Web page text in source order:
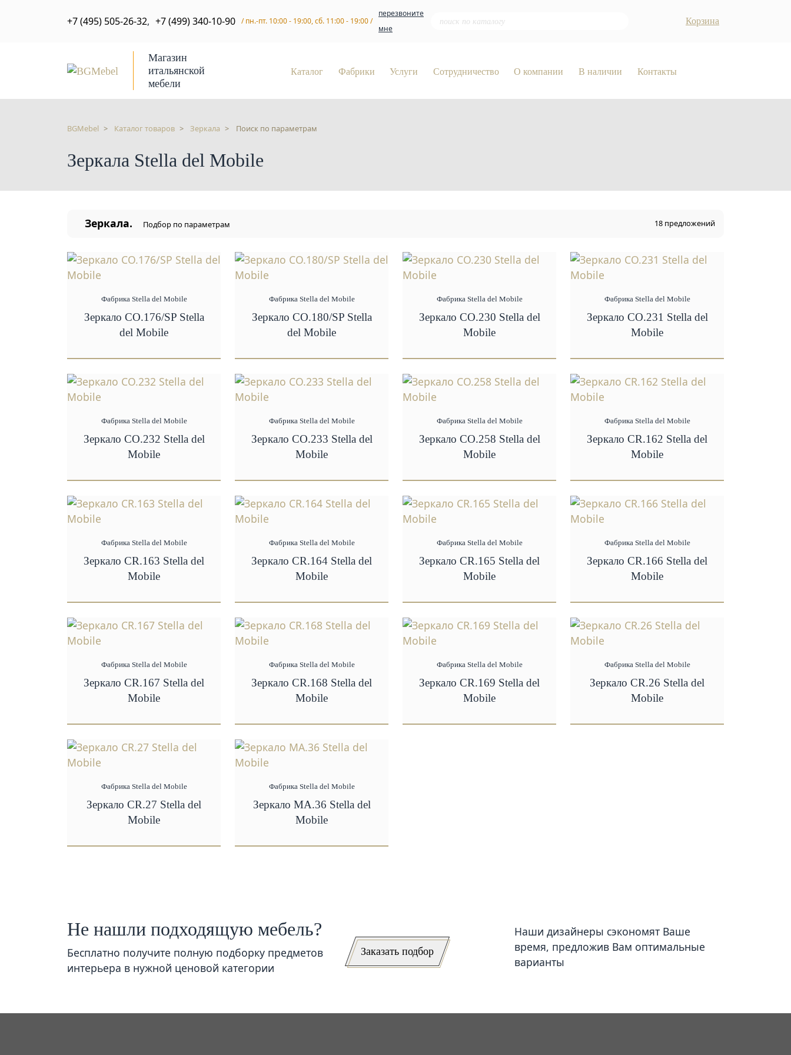
+7 (495) 505-26-32, +7 (499) 340-10-90 / пн.-пт. 10:00 - 19:00, сб. 11:00 - 19:00 /
перезвоните
мне
Корзина
Магазин
итальянской
мебели
Каталог Фабрики Услуги Сотрудничество О компании В наличии Контакты
BGMebel Каталог товаров Зеркала Поиск по параметрам
Зеркала Stella del Mobile
Зеркала. Подбор по параметрам 18 предложений
Фабрика Stella del Mobile
Зеркало CO.176/SP Stella
del Mobile
Фабрика Stella del Mobile
Зеркало CO.180/SP Stella
del Mobile
Фабрика Stella del Mobile
Зеркало CO.230 Stella del
Mobile
Фабрика Stella del Mobile
Зеркало CO.231 Stella del
Mobile
Фабрика Stella del Mobile
Зеркало CO.232 Stella del
Mobile
Фабрика Stella del Mobile
Зеркало CO.233 Stella del
Mobile
Фабрика Stella del Mobile
Зеркало CO.258 Stella del
Mobile
Фабрика Stella del Mobile
Зеркало CR.162 Stella del
Mobile
Фабрика Stella del Mobile
Зеркало CR.163 Stella del
Mobile
Фабрика Stella del Mobile
Зеркало CR.164 Stella del
Mobile
Фабрика Stella del Mobile
Зеркало CR.165 Stella del
Mobile
Фабрика Stella del Mobile
Зеркало CR.166 Stella del
Mobile
Фабрика Stella del Mobile
Зеркало CR.167 Stella del
Mobile
Фабрика Stella del Mobile
Зеркало CR.168 Stella del
Mobile
Фабрика Stella del Mobile
Зеркало CR.169 Stella del
Mobile
Фабрика Stella del Mobile
Зеркало CR.26 Stella del
Mobile
Фабрика Stella del Mobile
Зеркало CR.27 Stella del
Mobile
Фабрика Stella del Mobile
Зеркало MA.36 Stella del
Mobile
Не нашли подходящую мебель?
Бесплатно получите полную подборку предметов
интерьера в нужной ценовой категории
Заказать подбор
Наши дизайнеры сэкономят Ваше
время, предложив Вам оптимальные
варианты